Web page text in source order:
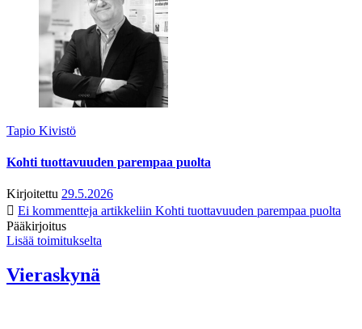
Tapio Kivistö
Kohti tuottavuuden parempaa puolta
Kirjoitettu 29.5.2026
Ei kommentteja artikkeliin Kohti tuottavuuden parempaa puolta
Pääkirjoitus
Lisää toimitukselta
Vieraskynä